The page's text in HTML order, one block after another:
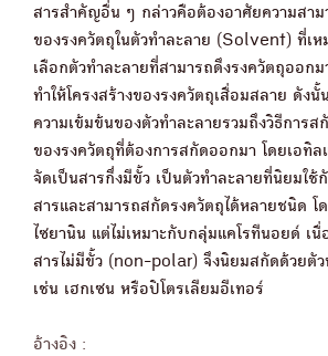
สารสำคัญอื่น ๆ กล่าวคือต้องอาศัยความสาม
ของรงควัตถุในตัวทำละลาย (Solvent) ที่เห
เลือกตัวทำละลายที่สามารถดึงรงควัตถุออกม
ทำให้โครงสร้างของรงควัตถุเสื่อมสลาย ดัง
ความเข้มข้นของตัวทำละลายรวมถึงวิธีการ
ของรงควัตถุที่ต้องการสกัดออกมา โดยเอทิ
จัดเป็นสารกึ่งมีขั้ว เป็นตัวทำละลายที่นิยมใช้
สารและสามารถสกัดรงควัตถุได้หลายชนิด โ
ไซยานิน แต่ไม่เหมาะกับกลุ่มแคโรทีนอยด์ เ
สารไม่มีขั้ว (non-polar) จึงนิยมสกัดด้วยตัว
เช่น เฮกเซน หรือปิโตรเลียมอีเทอร์
อ้างอิง :